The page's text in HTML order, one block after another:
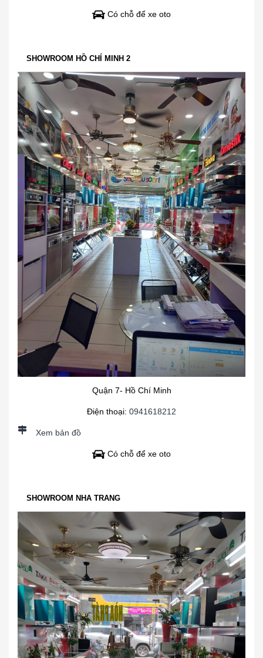
Có chỗ để xe oto
SHOWROOM HỒ CHÍ MINH 2
Quận 7- Hồ Chí Minh
Điện thoại: 0941618212
Xem bản đồ
Có chỗ để xe oto
SHOWROOM NHA TRANG